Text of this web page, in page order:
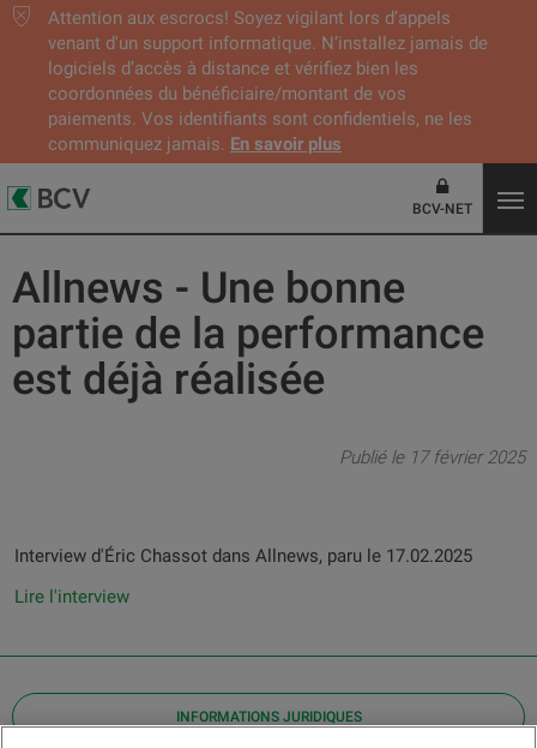
Attention aux escrocs! Soyez vigilant lors d’appels
venant d'un support informatique. N’installez jamais de
logiciels d’accès à distance et vérifiez bien les
coordonnées du bénéficiaire/montant de vos
paiements. Vos identifiants sont confidentiels, ne les
communiquez jamais. En savoir plus
BCV-NET
Allnews - Une bonne
partie de la performance
est déjà réalisée
Publié le 17 février 2025
Interview d'Éric Chassot dans Allnews, paru le 17.02.2025
Lire l'interview
INFORMATIONS JURIDIQUES